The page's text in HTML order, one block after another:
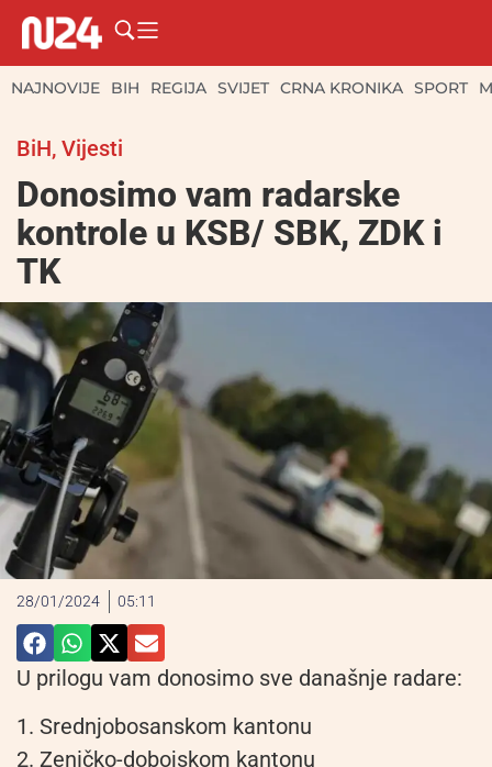
NAJNOVIJE BIH REGIJA SVIJET CRNA KRONIKA SPORT
BiH, Vijesti
Donosimo vam radarske
kontrole u KSB/ SBK, ZDK i
TK
28/01/2024 05:11
U prilogu vam donosimo sve današnje radare:
1. Srednjobosanskom kantonu
2. ⁠Zeničko-dobojskom kantonu